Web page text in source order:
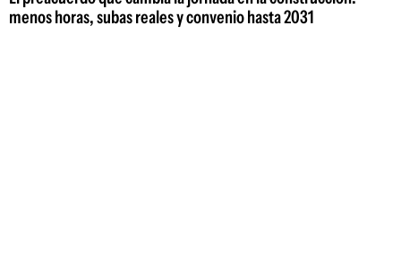
menos horas, subas reales y convenio hasta 2031